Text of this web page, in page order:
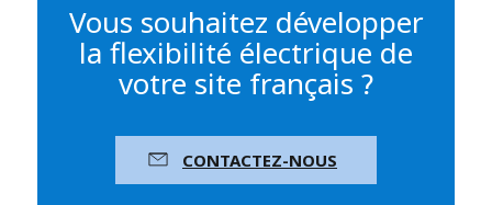
Vous souhaitez développer
la flexibilité électrique de
votre site français ?
CONTACTEZ-NOUS